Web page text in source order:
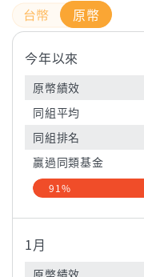
原幣
今年以來
原幣績效
同組平均
同組排名
贏過同類基金
91%
1月